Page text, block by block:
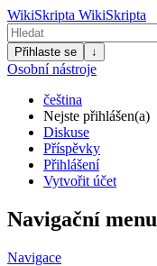
WikiSkripta WikiSkripta
Přihlaste se ↓
Osobní nástroje
čeština
Nejste přihlášen(a)
Diskuse
Příspěvky
Přihlášení
Vytvořit účet
Navigační menu
Navigace